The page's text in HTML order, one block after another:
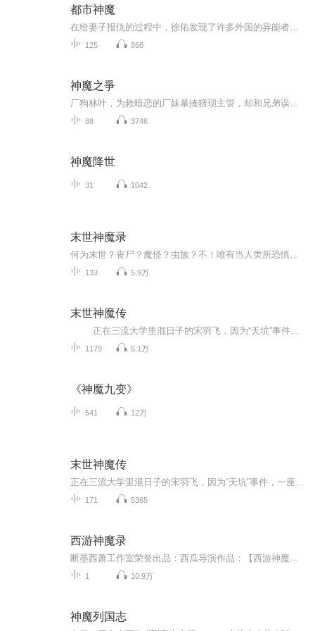
都市神魔
125 866
神魔之爭
88 3746
神魔降世
31 1042
末世神魔录
133 5.9万
末世神魔传
1179 5.1万
《神魔九变》
541 12万
末世神魔传
171 5365
西游神魔录
1 10.9万
神魔列国志